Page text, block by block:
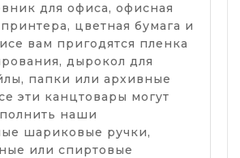
для офиса, офисная
цветная бумага и
вам пригодятся пленка
дырокол для
папки или архивные
эти канцтовары могут
наши
шариковые ручки,
или спиртовые